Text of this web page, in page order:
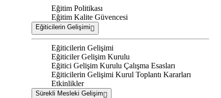
Eğitim Politikası
Eğitim Kalite Güvencesi
Eğiticilerin Gelişimi
Eğiticilerin Gelişimi
Eğiticiler Gelişim Kurulu
Eğitici Gelişim Kurulu Çalışma Esasları
Eğiticilerin Gelişimi Kurul Toplantı Kararları
Etkinlikler
Sürekli Mesleki Gelişim